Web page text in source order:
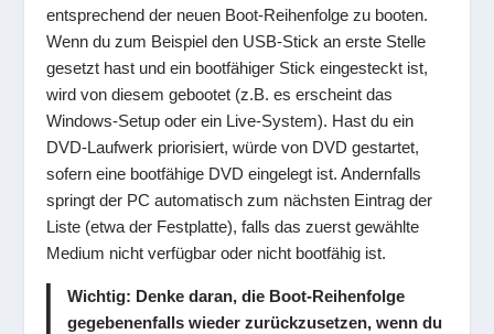
entsprechend der neuen Boot-Reihenfolge zu booten.
Wenn du zum Beispiel den USB-Stick an erste Stelle
gesetzt hast und ein bootfähiger Stick eingesteckt ist,
wird von diesem gebootet (z.B. es erscheint das
Windows-Setup oder ein Live-System). Hast du ein
DVD-Laufwerk priorisiert, würde von DVD gestartet,
sofern eine bootfähige DVD eingelegt ist. Andernfalls
springt der PC automatisch zum nächsten Eintrag der
Liste (etwa der Festplatte), falls das zuerst gewählte
Medium nicht verfügbar oder nicht bootfähig ist.
Wichtig: Denke daran, die Boot-Reihenfolge
gegebenenfalls wieder zurückzusetzen, wenn du